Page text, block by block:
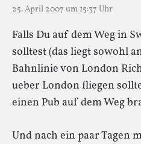
25. April 2007 um 15:37 Uhr
Falls Du auf dem Weg in
solltest (das liegt sowohl
Bahnlinie von London
ueber London fliegen
einen Pub auf dem Weg
Und nach ein paar Tagen